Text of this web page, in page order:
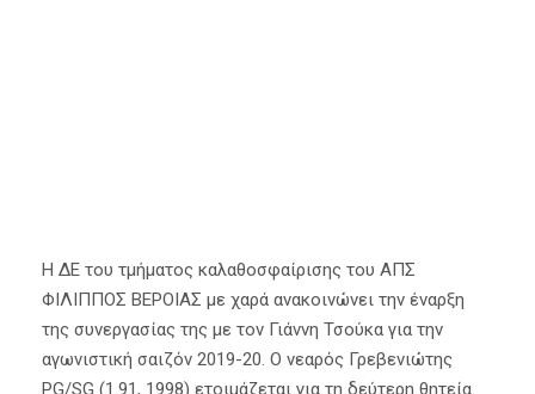
Η ΔΕ του τμήματος καλαθοσφαίρισης του ΑΠΣ
ΦΙΛΙΠΠΟΣ ΒΕΡΟΙΑΣ με χαρά ανακοινώνει την έναρξη
της συνεργασίας της με τον Γιάννη Τσούκα για την
αγωνιστική σαιζόν 2019-20. Ο νεαρός Γρεβενιώτης
PG/SG (1.91, 1998) ετοιμάζεται για τη δεύτερη θητεία